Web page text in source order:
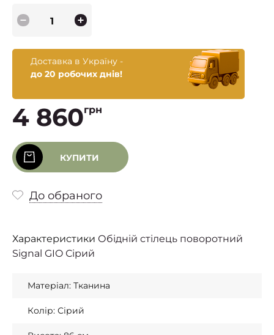
Доставка в Україну -
до 20 робочих днів!
4 860грн
КУПИТИ
До обраного
Характеристики Обідній стілець поворотний
Signal GIO Сірий
Матеріал: Тканина
Колір: Сірий